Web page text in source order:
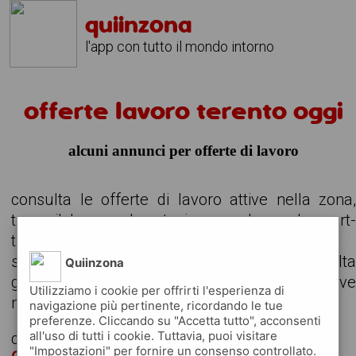
quiinzona
l'app con tutto il mondo intorno
offerte lavoro terento oggi
alcuni annunci per offerte di lavoro
consulta le offerte di lavoro attive nella zona,
trova il lavoro che stavi cercando, anche part-
time o da svolgere in remoto
scarica gratuitamente l'app e consulta
giornalmente gli annunci delle aziende attive
nella tua zona
cerchiamo
Quiinzona
Utilizziamo i cookie per offrirti l'esperienza di
navigazione più pertinente, ricordando le tue
preferenze. Cliccando su "Accetta tutto", acconsenti
all'uso di tutti i cookie. Tuttavia, puoi visitare
"Impostazioni" per fornire un consenso controllato.